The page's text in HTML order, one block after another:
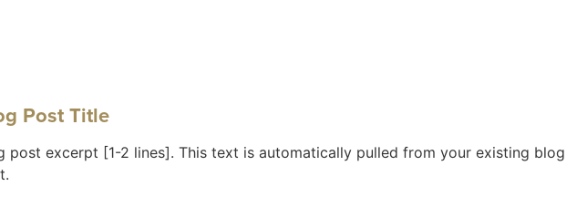
Post Title
post excerpt [1-2 lines]. This text is automatically pulled from your existing blog